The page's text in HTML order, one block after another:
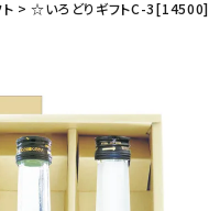
搾り果汁100％
☆いろどりギフトC-3[14500]